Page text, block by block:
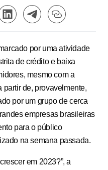
por uma atividade
de crédito e baixa
mesmo com a
de, provavelmente,
por um grupo de cerca
empresas brasileiras
para o público
na semana passada.
em 2023?”, a